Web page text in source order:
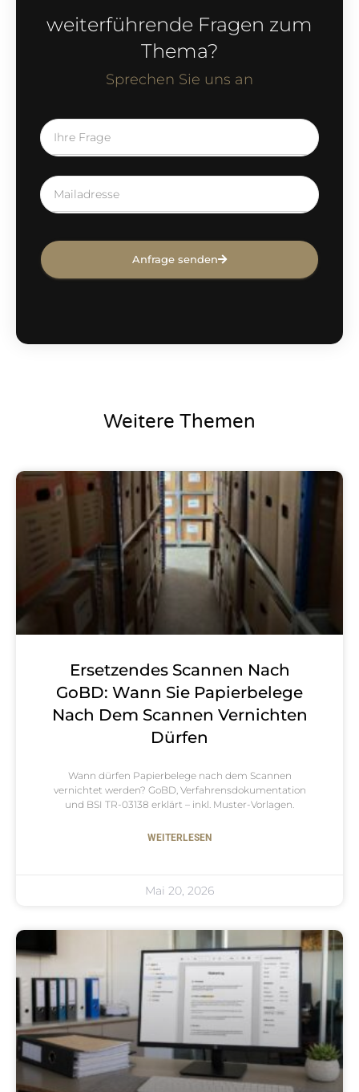
weiterführende Fragen zum
Thema?
Sprechen Sie uns an
Anfrage senden
Weitere Themen
Ersetzendes Scannen Nach
GoBD: Wann Sie Papierbelege
Nach Dem Scannen Vernichten
Dürfen
Wann dürfen Papierbelege nach dem Scannen
vernichtet werden? GoBD, Verfahrensdokumentation
und BSI TR-03138 erklärt – inkl. Muster-Vorlagen.
WEITERLESEN
Mai 20, 2026